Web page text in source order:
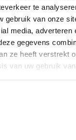
te
gebruik van onze
media, adverteren
gegevens
ze heeft verstrekt
van uw gebruik
ABU
lid. ABU-leden
nieuws,
"ingelogd
niet steeds